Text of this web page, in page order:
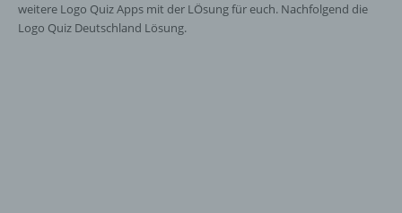
weitere Logo Quiz Apps mit der LÖsung für euch. Nachfolgend die
Logo Quiz Deutschland Lösung.